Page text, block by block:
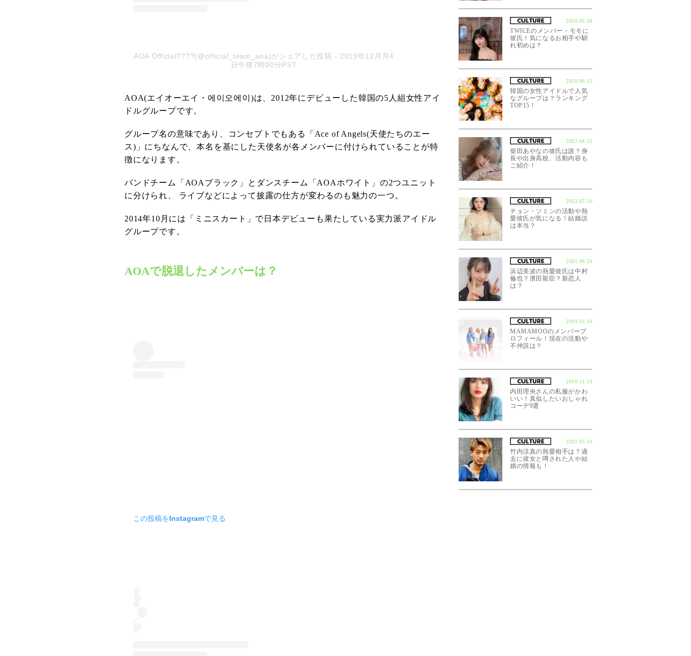
AOA Official????(@official_team_aoa)がシェアした投稿 - 2019年12月月4
日午後7時00分PST
AOA(エイオーエイ・에이오에이)は、2012年にデビューした韓国の5人組女性アイ
ドルグループです。
グループ名の意味であり、コンセプトでもある「Ace of Angels(天使たちのエー
ス)」にちなんで、本名を基にした天使名が各メンバーに付けられていることが特
徴になります。
バンドチーム「AOAブラック」とダンスチーム「AOAホワイト」の2つユニット
に分けられ、 ライブなどによって披露の仕方が変わるのも魅力の一つ。
2014年10月には「ミニスカート」で日本デビューも果たしている実力派アイドル
グループです。
AOAで脱退したメンバーは？
この投稿をInstagramで見る
2020.03.28
TWICEのメンバー・モモに
彼氏！気になるお相手や馴
れ初めは？
2020.06.13
韓国の女性アイドルで人気
なグループは？ランキング
TOP15！
2022.04.21
柴田あやなの彼氏は誰？身
長や出身高校、活動内容も
ご紹介！
2022.07.20
チョン・ソミンの活動や熱
愛彼氏が気になる！結婚説
は本当？
2021.09.29
浜辺美波の熱愛彼氏は中村
倫也？濱田龍臣？新恋人
は？
2019.12.16
MAMAMOOのメンバープ
ロフィール！現在の活動や
不仲説は？
2018.11.19
内田理央さんの私服がかわ
いい！真似したいおしゃれ
コーデ9選
2021.05.16
竹内涼真の熱愛相手は？過
去に彼女と噂された人や結
婚の情報も！